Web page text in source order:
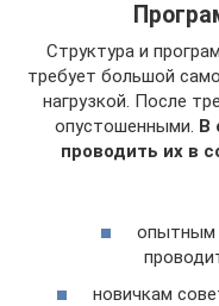
Структура и
требует большой
нагрузкой. После
опустошенными. В
проводить их в
опытным
новичкам